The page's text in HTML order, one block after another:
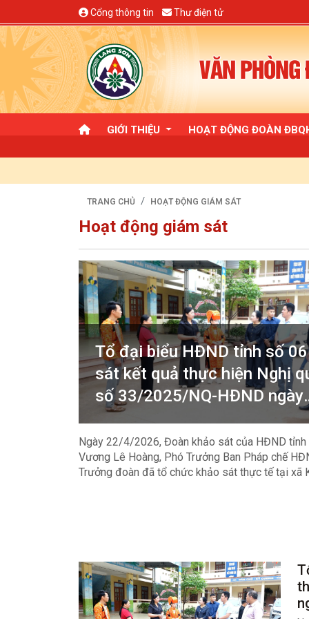
Cổng thông tin Thư điện tử
VĂN
GIỚI THIỆU HOẠT ĐỘNG ĐOÀN
TRANG CHỦ HOẠT ĐỘNG GIÁM SÁT
Hoạt động giám sát
Tổ đại biểu HĐND tỉnh số
sát kết quả thực hiện Nghị
số 33/2025/NQ-HĐND ngày
10/11/2025; Nghị quyết số
02/2025/NQ-HĐND ngày
10/12/2025 của HĐND tỉnh
địa bàn xã Kiên Mộc
Ngày 22/4/2026, Đoàn khảo sát của HĐND
Vương Lê Hoàng, Phó Trưởng Ban Pháp chế
Trưởng đoàn đã tổ chức khảo sát thực tế tại xã
sóng trên địa bàn.